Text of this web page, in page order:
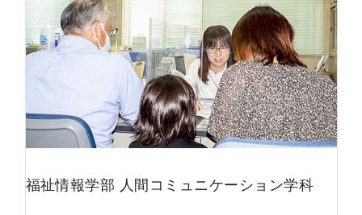
福祉情報学部 人間コミュニケーション学科